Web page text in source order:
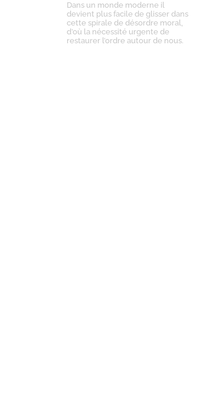
Dans un monde moderne il
devient plus facile de glisser dans
cette spirale de désordre moral,
d’où la nécessité urgente de
restaurer l’ordre autour de nous.